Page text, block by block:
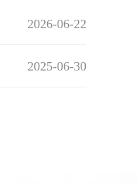
2026-06-22
2025-06-30